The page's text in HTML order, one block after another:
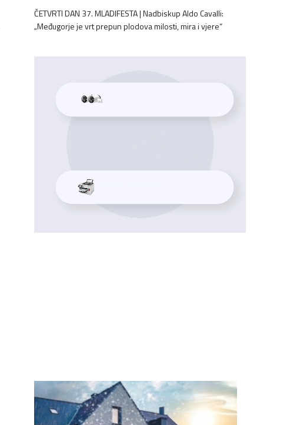
ČETVRTI DAN 37. MLADIFESTA | Nadbiskup Aldo Cavalli:
„Međugorje je vrt prepun plodova milosti, mira i vjere“